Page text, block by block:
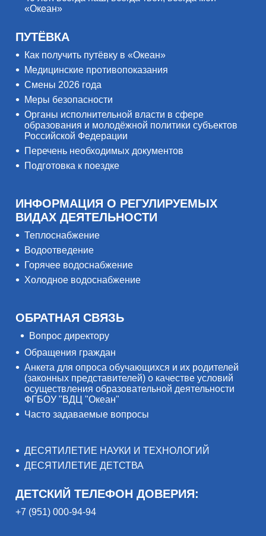
«Океан»
ПУТЁВКА
Как получить путёвку в «Океан»
Медицинские противопоказания
Смены 2026 года
Меры безопасности
Органы исполнительной власти в сфере
образования и молодёжной политики субъектов
Российской Федерации
Перечень необходимых документов
Подготовка к поездке
ИНФОРМАЦИЯ О РЕГУЛИРУЕМЫХ
ВИДАХ ДЕЯТЕЛЬНОСТИ
Теплоснабжение
Водоотведение
Горячее водоснабжение
Холодное водоснабжение
ОБРАТНАЯ СВЯЗЬ
Вопрос директору
Обращения граждан
Анкета для опроса обучающихся и их родителей
(законных представителей) о качестве условий
осуществления образовательной деятельности
ФГБОУ "ВДЦ "Океан"
Часто задаваемые вопросы
ДЕСЯТИЛЕТИЕ НАУКИ И ТЕХНОЛОГИЙ
ДЕСЯТИЛЕТИЕ ДЕТСТВА
ДЕТСКИЙ ТЕЛЕФОН ДОВЕРИЯ:
+7 (951) 000-94-94